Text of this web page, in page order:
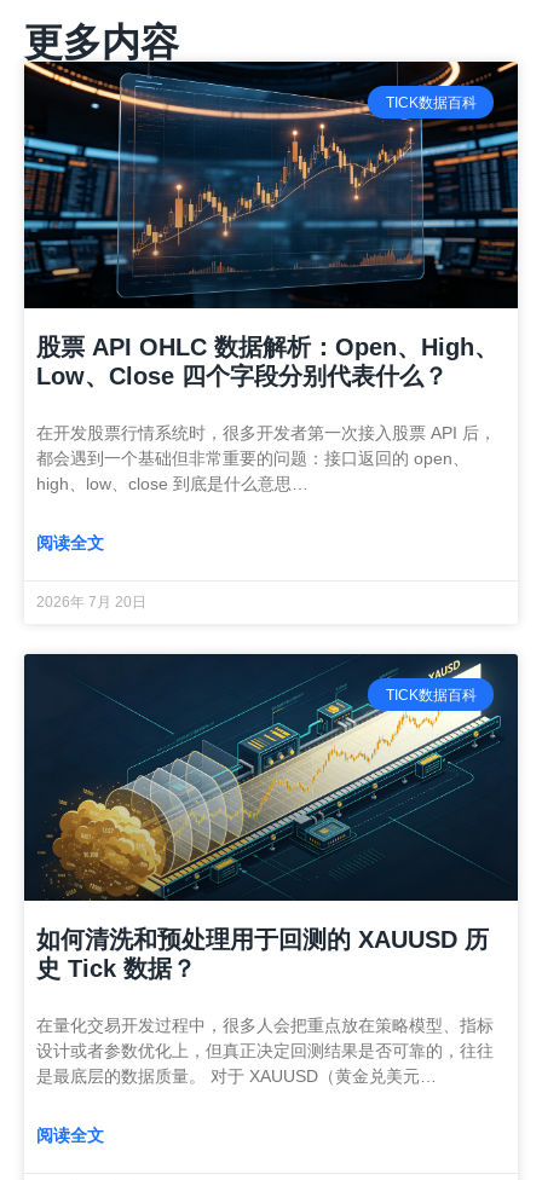
更多内容
TICK数据百科
股票 API OHLC 数据解析：Open、High、
Low、Close 四个字段分别代表什么？
在开发股票行情系统时，很多开发者第一次接入股票 API 后，
都会遇到一个基础但非常重要的问题：接口返回的 open、
high、low、close 到底是什么意思…
阅读全文
2026年 7月 20日
TICK数据百科
如何清洗和预处理用于回测的 XAUUSD 历
史 Tick 数据？
在量化交易开发过程中，很多人会把重点放在策略模型、指标
设计或者参数优化上，但真正决定回测结果是否可靠的，往往
是最底层的数据质量。 对于 XAUUSD（黄金兑美元…
阅读全文